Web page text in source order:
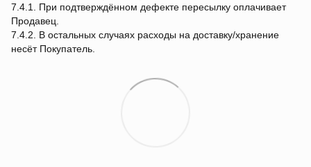
7.4.1. При подтверждённом дефекте пересылку оплачивает
Продавец.
7.4.2. В остальных случаях расходы на доставку/хранение
несёт Покупатель.